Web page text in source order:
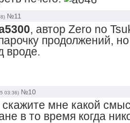
№11
, автор Zero no
продолжений,
вроде.
03:36) №10
скажите мне какой
в то время когда